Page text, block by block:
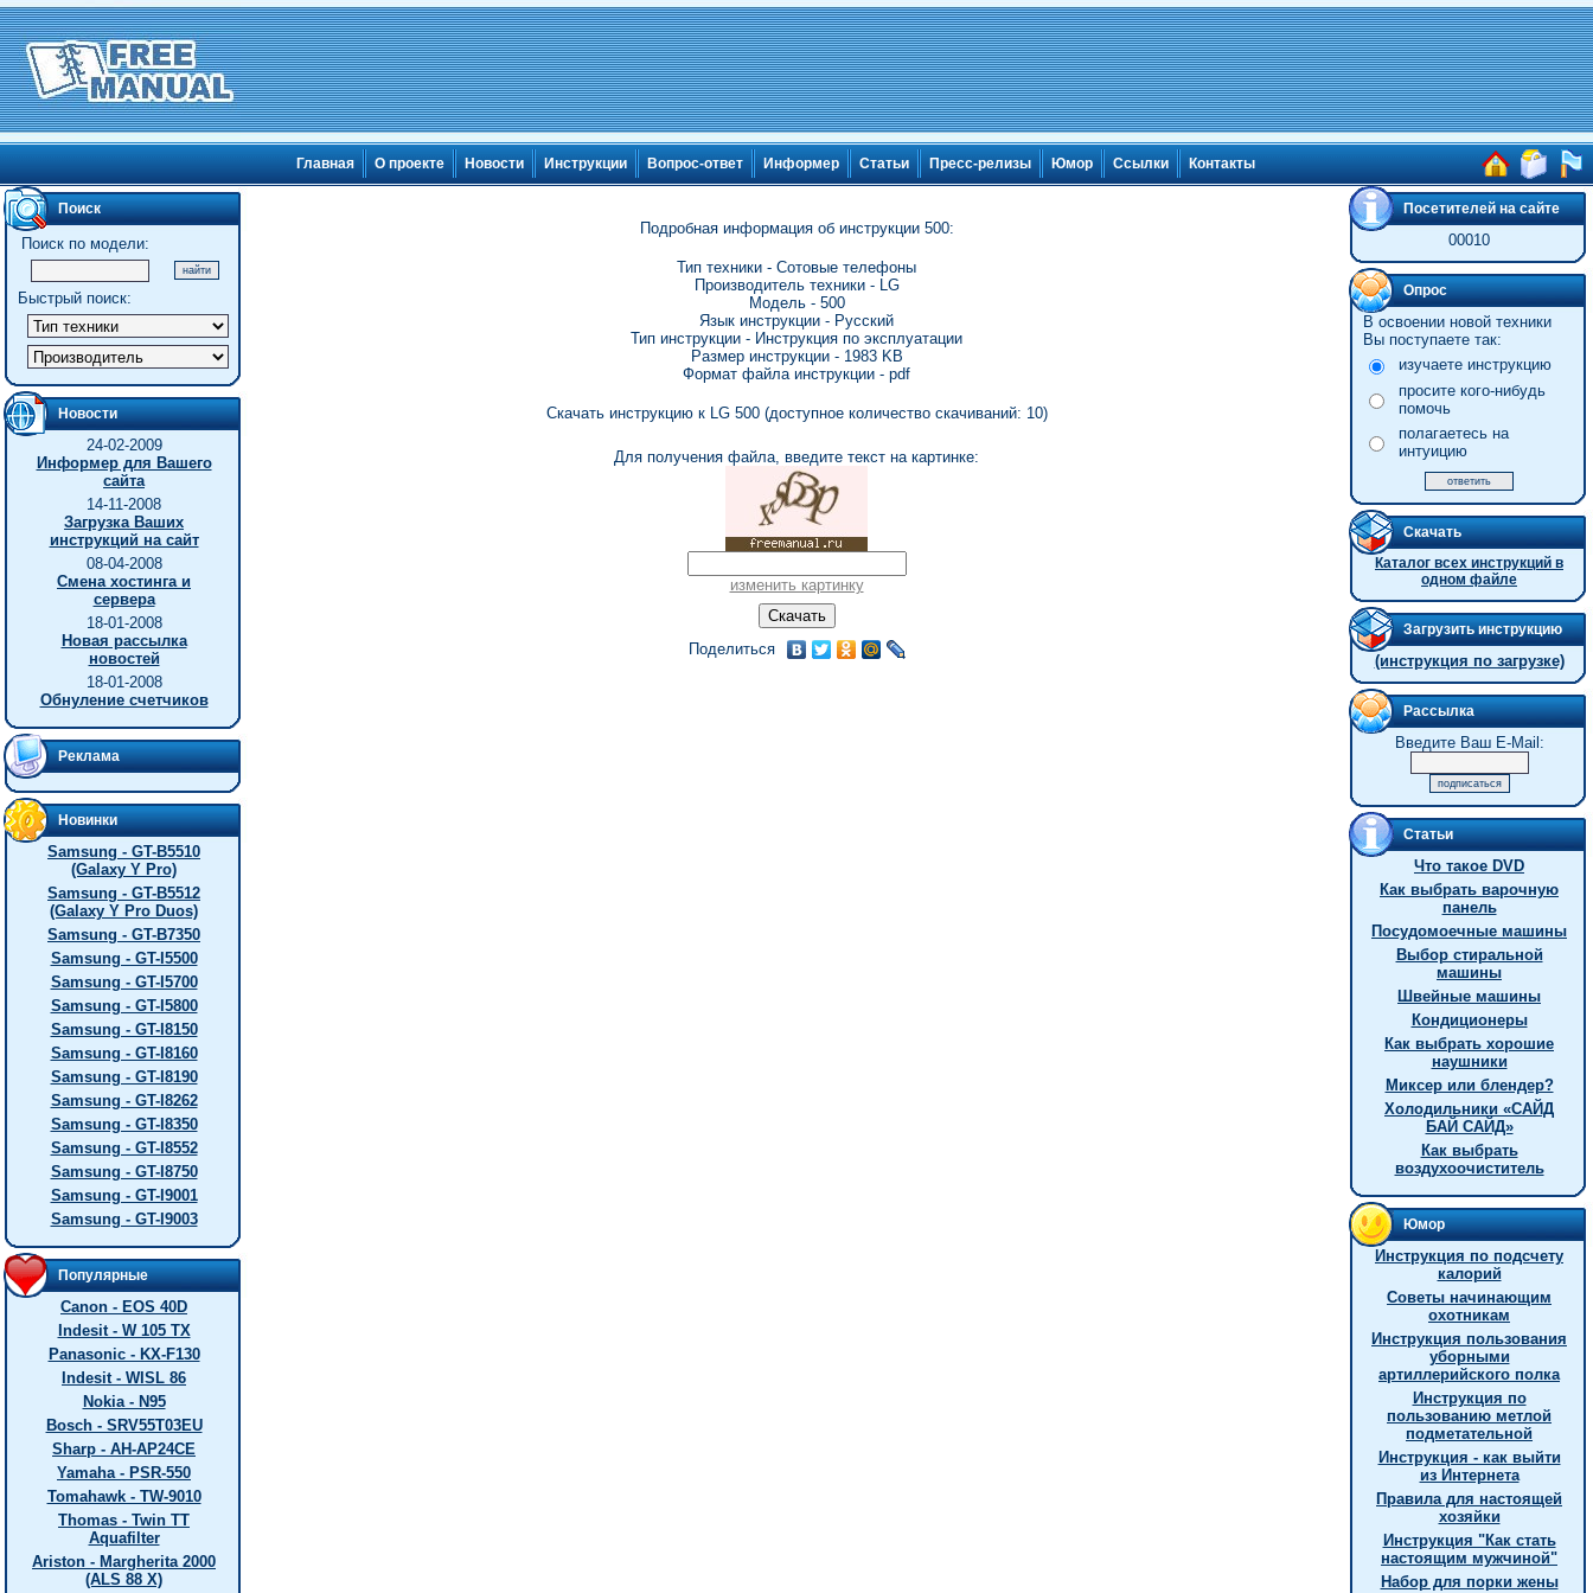
Главная О проекте Новости Инструкции Вопрос-ответ Информер Статьи Пресс-релизы Юмор Ссылки Контакты
Поиск
Поиск по модели:
Быстрый поиск:
Новости
24-02-2009
Информер для Вашего
сайта
14-11-2008
Загрузка Ваших
инструкций на сайт
08-04-2008
Смена хостинга и
сервера
18-01-2008
Новая рассылка
новостей
18-01-2008
Обнуление счетчиков
Реклама
Новинки
Samsung - GT-B5510
(Galaxy Y Pro)
Samsung - GT-B5512
(Galaxy Y Pro Duos)
Samsung - GT-B7350
Samsung - GT-I5500
Samsung - GT-I5700
Samsung - GT-I5800
Samsung - GT-I8150
Samsung - GT-I8160
Samsung - GT-I8190
Samsung - GT-I8262
Samsung - GT-I8350
Samsung - GT-I8552
Samsung - GT-I8750
Samsung - GT-I9001
Samsung - GT-I9003
Популярные
Canon - EOS 40D
Indesit - W 105 TX
Panasonic - KX-F130
Indesit - WISL 86
Nokia - N95
Bosch - SRV55T03EU
Sharp - AH-AP24CE
Yamaha - PSR-550
Tomahawk - TW-9010
Thomas - Twin TT
Aquafilter
Ariston - Margherita 2000
(ALS 88 X)
Подробная информация об инструкции 500:
Тип техники - Сотовые телефоны
Производитель техники - LG
Модель - 500
Язык инструкции - Русский
Тип инструкции - Инструкция по эксплуатации
Размер инструкции - 1983 KB
Формат файла инструкции - pdf
Скачать инструкцию к LG 500 (доступное количество скачиваний: 10)
Для получения файла, введите текст на картинке:
изменить картинку
Поделиться
Посетителей на сайте
00010
Опрос
В освоении новой техники
Вы поступаете так:
изучаете инструкцию
просите кого-нибудь
помочь
полагаетесь на
интуицию
Скачать
Каталог всех инструкций в
одном файле
Загрузить инструкцию
(инструкция по загрузке)
Рассылка
Введите Ваш E-Mail:
Статьи
Что такое DVD
Как выбрать варочную
панель
Посудомоечные машины
Выбор стиральной
машины
Швейные машины
Кондиционеры
Как выбрать хорошие
наушники
Миксер или блендер?
Холодильники «САЙД
БАЙ САЙД»
Как выбрать
воздухоочиститель
Юмор
Инструкция по подсчету
калорий
Советы начинающим
охотникам
Инструкция пользования
уборными
артиллерийского полка
Инструкция по
пользованию метлой
подметательной
Инструкция - как выйти
из Интернета
Правила для настоящей
хозяйки
Инстpукция "Как стать
настоящим мужчиной"
Hабор для порки жены